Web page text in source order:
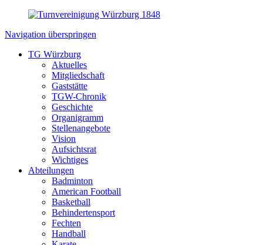
Navigation überspringen
TG Würzburg
Aktuelles
Mitgliedschaft
Gaststätte
TGW-Chronik
Geschichte
Organigramm
Stellenangebote
Vision
Aufsichtsrat
Wichtiges
Abteilungen
Badminton
American Football
Basketball
Behindertensport
Fechten
Handball